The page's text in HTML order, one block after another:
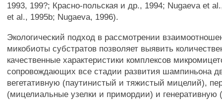
1993, 199?; Красно-польская и др., 1994; Nugaeva et
et al., 1995b; Nugaeva, 1996).
Экологический подход в рассмотрении
микобиоты субстратов позволяет выявить
качественные характеристики комплексов
сопровождающих все стадии развития шампиньона
вегетативную (паутинистый и тяжистый мицелий),
(мицелиальные узелки и примордии) и генеративную